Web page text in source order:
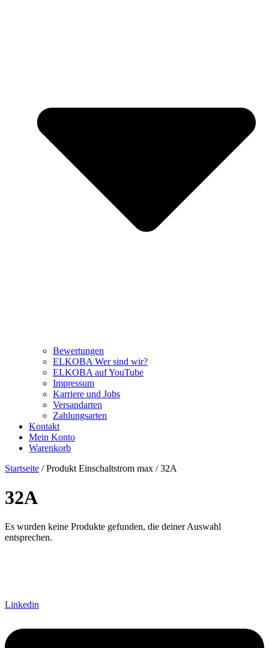
Bewertungen
ELKOBA Wer sind wir?
ELKOBA auf YouTube
Impressum
Karriere und Jobs
Versandarten
Zahlungsarten
Kontakt
Mein Konto
Warenkorb
Startseite / Produkt Einschaltstrom max / 32A
32A
Es wurden keine Produkte gefunden, die deiner Auswahl
entsprechen.
Linkedin